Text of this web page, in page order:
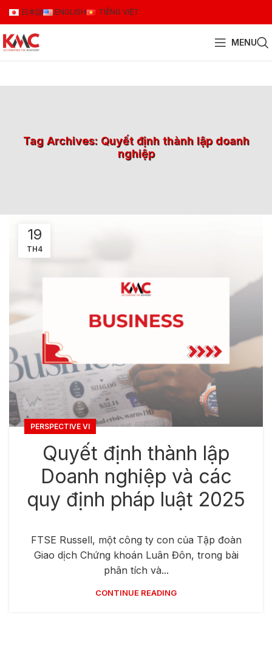
日本語 ENGLISH TIẾNG VIỆT
MENU
Tag Archives: Quyết định thành lập doanh
nghiệp
19
TH4
PERSPECTIVE VI
Quyết định thành lập
Doanh nghiệp và các
quy định pháp luật 2025
FTSE Russell, một công ty con của Tập đoàn
Giao dịch Chứng khoán Luân Đôn, trong bài
phân tích và...
CONTINUE READING